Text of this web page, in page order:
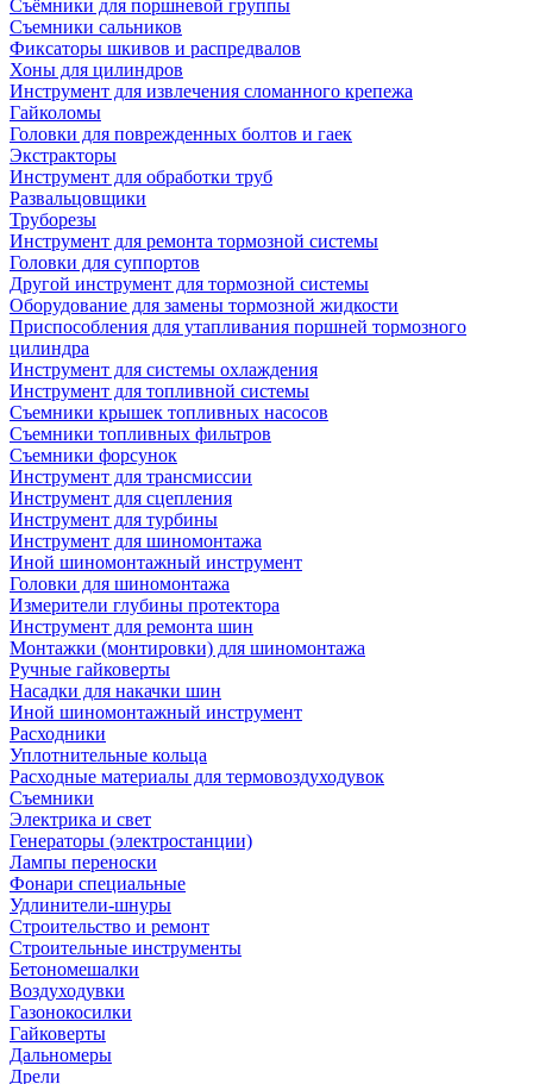
Съёмники для поршневой группы
Съемники сальников
Фиксаторы шкивов и распредвалов
Хоны для цилиндров
Инструмент для извлечения сломанного крепежа
Гайколомы
Головки для поврежденных болтов и гаек
Экстракторы
Инструмент для обработки труб
Развальцовщики
Труборезы
Инструмент для ремонта тормозной системы
Головки для суппортов
Другой инструмент для тормозной системы
Оборудование для замены тормозной жидкости
Приспособления для утапливания поршней тормозного
цилиндра
Инструмент для системы охлаждения
Инструмент для топливной системы
Съемники крышек топливных насосов
Съемники топливных фильтров
Съемники форсунок
Инструмент для трансмиссии
Инструмент для сцепления
Инструмент для турбины
Инструмент для шиномонтажа
Иной шиномонтажный инструмент
Головки для шиномонтажа
Измерители глубины протектора
Инструмент для ремонта шин
Монтажки (монтировки) для шиномонтажа
Ручные гайковерты
Насадки для накачки шин
Иной шиномонтажный инструмент
Расходники
Уплотнительные кольца
Расходные материалы для термовоздуходувок
Съемники
Электрика и свет
Генераторы (электростанции)
Лампы переноски
Фонари специальные
Удлинители-шнуры
Строительство и ремонт
Строительные инструменты
Бетономешалки
Воздуходувки
Газонокосилки
Гайковерты
Дальномеры
Дрели